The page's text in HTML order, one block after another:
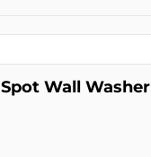
Spot Wall Washer